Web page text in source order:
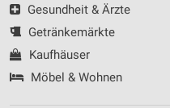
Gesundheit & Ärzte
Getränkemärkte
Kaufhäuser
Möbel & Wohnen